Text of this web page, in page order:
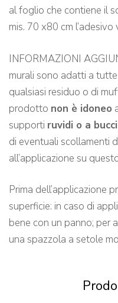
al foglio che contiene il
mis. 70 x80 cm
INFORMAZIONI
murali sono adatti a
qualsiasi residuo o di
prodotto non è idoneo
supporti ruvidi o a
di eventuali scollamenti
all’applicazione su
Prima dell’applicazione
superficie: in caso di
bene con un panno; per
una spazzola a setole